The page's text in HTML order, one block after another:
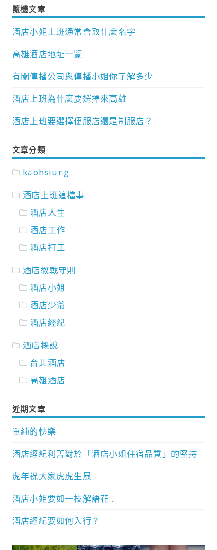
隨機文章
酒店小姐上班通常會取什麼名字
高雄酒店地址一覽
有關傳播公司與傳播小姐你了解多少
酒店上班為什麼要選擇來高雄
酒店上班要選擇便服店還是制服店？
文章分類
kaohsiung
酒店上班這檔事
酒店人生
酒店工作
酒店打工
酒店教戰守則
酒店小姐
酒店少爺
酒店經紀
酒店概說
台北酒店
高雄酒店
近期文章
單純的快樂
酒店經紀利菁對於「酒店小姐住宿品質」的堅持
虎年祝大家虎虎生風
酒店小姐要如一枝解語花…
酒店經紀要如何入行？